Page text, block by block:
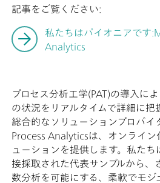
記事をご覧ください:
私たちはパイオニアです
Analytics
プロセス分析工学(PAT)の導入に
の状況をリアルタイムで詳細に把
総合的なソリューションプロバ
Process Analyticsは、オンライン
ューションを提供します。私たち
接採取された代表サンプルから、
数分析を可能にする、柔軟でモジ